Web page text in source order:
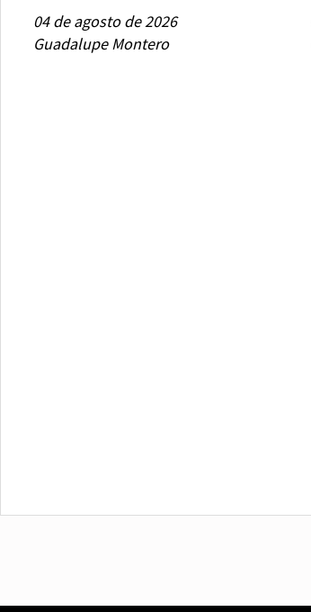
Guadalupe Montero
04 de agosto de 2026